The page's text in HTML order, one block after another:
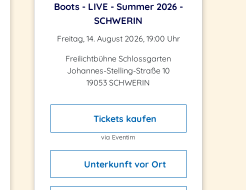
Boots - LIVE - Summer 2026 -
SCHWERIN
Freitag, 14. August 2026, 19:00 Uhr
Freilichtbühne Schlossgarten
Johannes-Stelling-Straße 10
19053 SCHWERIN
Tickets kaufen
via Eventim
Unterkunft vor Ort